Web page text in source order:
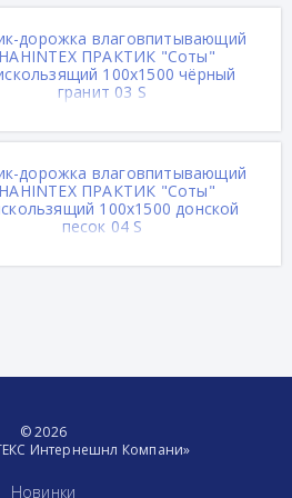
дорожка влаговпитывающий
ПРАКТИК "Соты"
100х1500 чёрный
гранит 03 S
дорожка влаговпитывающий
ПРАКТИК "Соты"
100х1500 донской
песок 04 S
© 2026
Интернешнл Компани»
Новинки